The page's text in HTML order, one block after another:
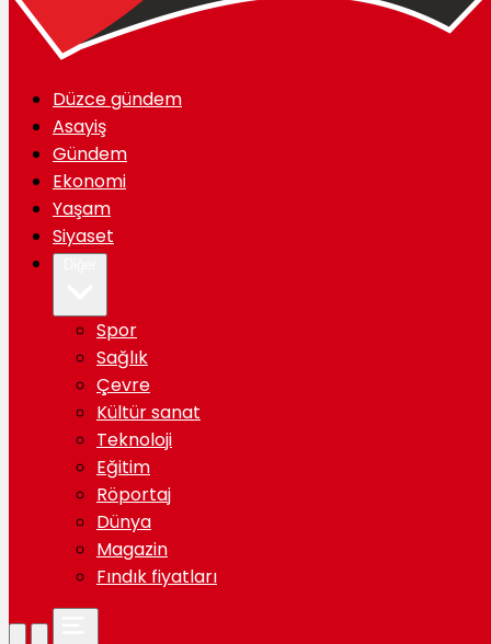
Düzce gündem
Asayiş
Gündem
Ekonomi
Yaşam
Siyaset
Spor
Sağlık
Çevre
Kültür sanat
Teknoloji
Eğitim
Röportaj
Dünya
Magazin
Fındık fiyatları